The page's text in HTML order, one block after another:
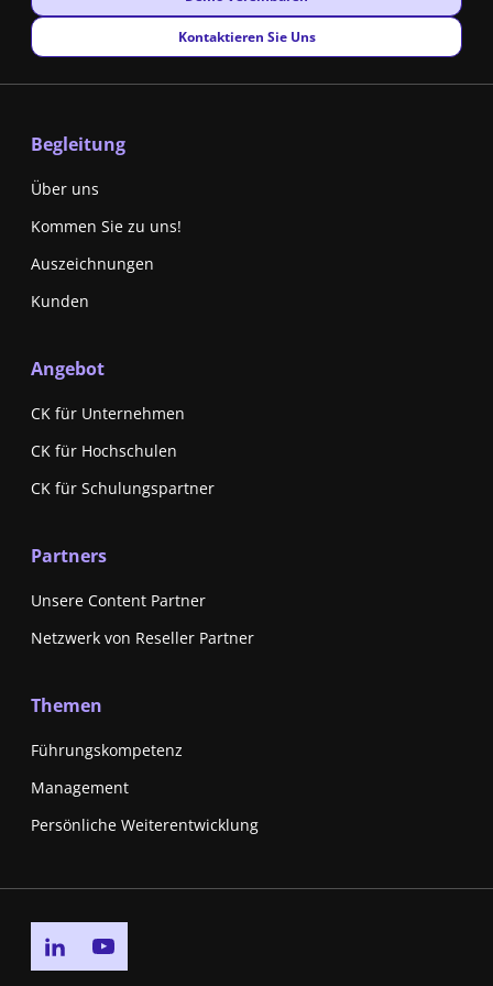
New window
Kontaktieren Sie Uns
Begleitung
Über uns
Kommen Sie zu uns!
Auszeichnungen
Kunden
Angebot
CK für Unternehmen
CK für Hochschulen
CK für Schulungspartner
Partners
Unsere Content Partner
Netzwerk von Reseller Partner
Themen
Führungskompetenz
Management
Persönliche Weiterentwicklung
Go to linkedin page